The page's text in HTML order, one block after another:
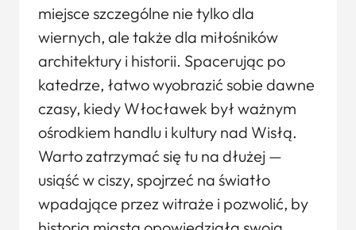
miejsce szczególne nie tylko dla
wiernych, ale także dla miłośników
architektury i historii. Spacerując po
katedrze, łatwo wyobrazić sobie dawne
czasy, kiedy Włocławek był ważnym
ośrodkiem handlu i kultury nad Wisłą.
Warto zatrzymać się tu na dłużej —
usiąść w ciszy, spojrzeć na światło
wpadające przez witraże i pozwolić, by